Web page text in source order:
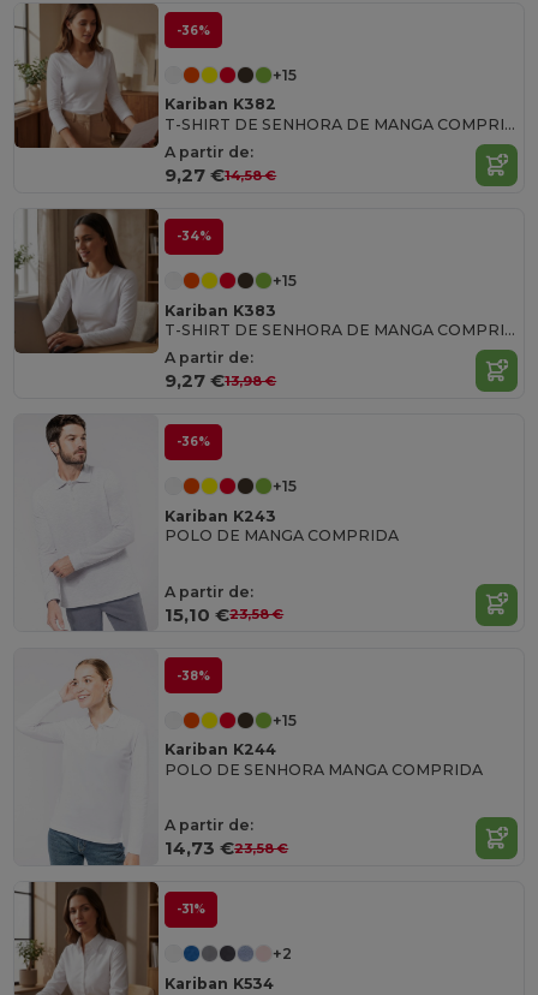
-36%
+15
Kariban K382
T-SHIRT DE SENHORA DE MANGA COMPRIDA DECOTE V
A partir de:
9,27 €14,58 €
-34%
+15
Kariban K383
T-SHIRT DE SENHORA DE MANGA COMPRIDA E DECOTE REDONDO
A partir de:
9,27 €13,98 €
-36%
+15
Kariban K243
POLO DE MANGA COMPRIDA
A partir de:
15,10 €23,58 €
-38%
+15
Kariban K244
POLO DE SENHORA MANGA COMPRIDA
A partir de:
14,73 €23,58 €
-31%
+2
Kariban K534